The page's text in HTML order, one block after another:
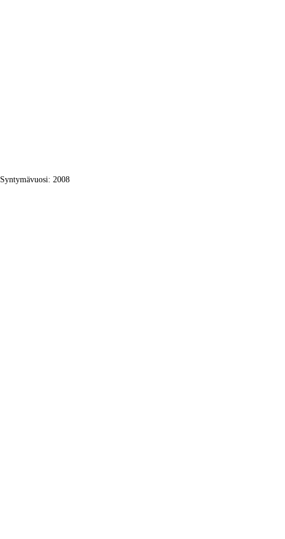
Syntymävuosi: 2008